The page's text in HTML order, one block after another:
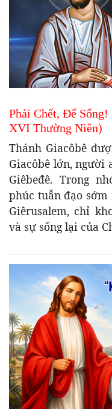
Phải Chết, Để
XVI Thường Niên)
Thánh Giacôbê
Giacôbê lớn, người
Giêbeđê. Trong
phúc tuẫn đạo
Giêrusalem, chỉ
và sự sống lại của